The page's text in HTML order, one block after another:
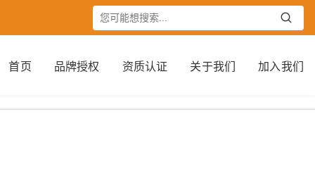
首页 品牌授权 资质认证 关于我们 加入我们